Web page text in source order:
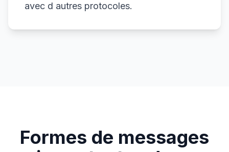
avec d autres protocoles.
Formes de messages